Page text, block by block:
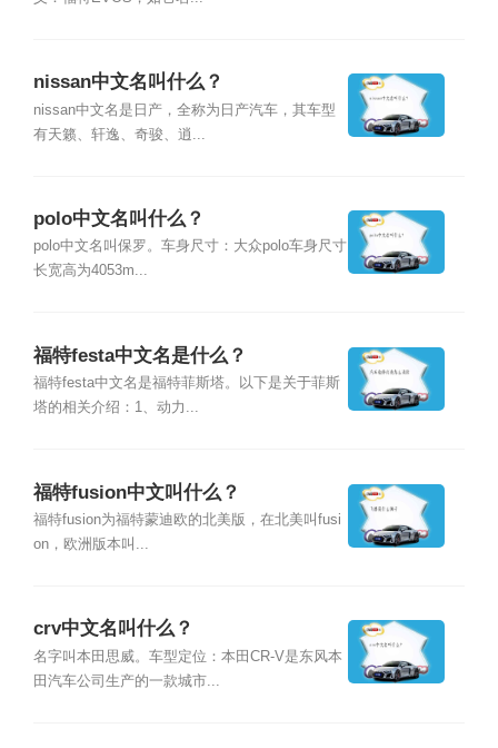
nissan中文名叫什么？
nissan中文名是日产，全称为日产汽车，其车型
有天籁、轩逸、奇骏、逍...
polo中文名叫什么？
polo中文名叫保罗。车身尺寸：大众polo车身尺寸
长宽高为4053m...
福特festa中文名是什么？
福特festa中文名是福特菲斯塔。以下是关于菲斯
塔的相关介绍：1、动力...
福特fusion中文叫什么？
福特fusion为福特蒙迪欧的北美版，在北美叫fusi
on，欧洲版本叫...
crv中文名叫什么？
名字叫本田思威。车型定位：本田CR-V是东风本
田汽车公司生产的一款城市...